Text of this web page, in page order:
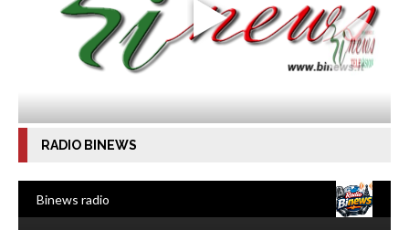
RADIO BINEWS